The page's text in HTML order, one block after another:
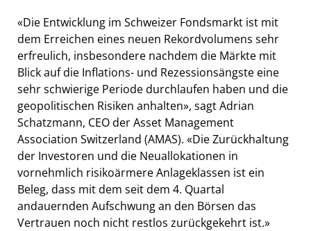
«Die Entwicklung im Schweizer Fondsmarkt ist mit
dem Erreichen eines neuen Rekordvolumens sehr
erfreulich, insbesondere nachdem die Märkte mit
Blick auf die Inflations- und Rezessionsängste eine
sehr schwierige Periode durchlaufen haben und die
geopolitischen Risiken anhalten», sagt Adrian
Schatzmann, CEO der Asset Management
Association Switzerland (AMAS). «Die Zurückhaltung
der Investoren und die Neuallokationen in
vornehmlich risikoärmere Anlageklassen ist ein
Beleg, dass mit dem seit dem 4. Quartal
andauernden Aufschwung an den Börsen das
Vertrauen noch nicht restlos zurückgekehrt ist.»